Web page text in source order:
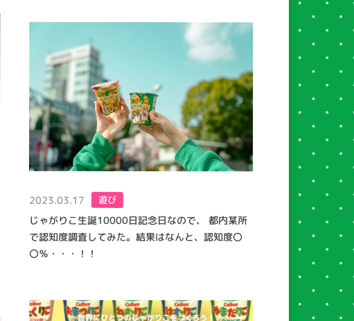
2023.03.17 遊び
じゃがりこ生誕10000日記念日なので、 都内某所
で認知度調査してみた。結果はなんと、認知度〇
〇％・・・！！